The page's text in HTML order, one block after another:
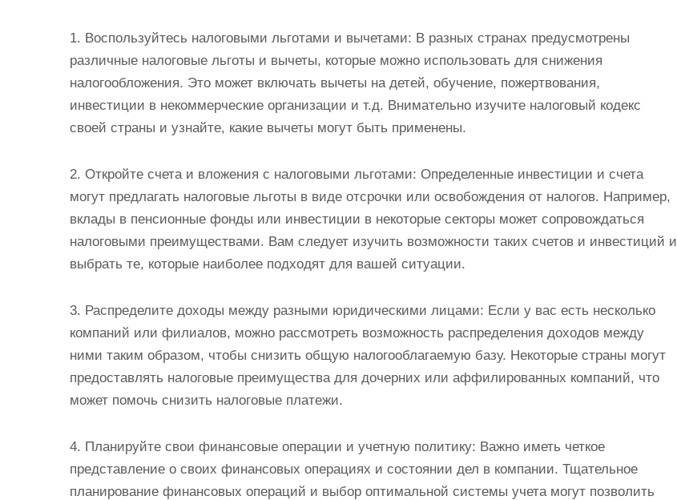
1. Воспользуйтесь налоговыми льготами и вычетами: В разных странах предусмотрены
различные налоговые льготы и вычеты, которые можно использовать для снижения
налогообложения. Это может включать вычеты на детей, обучение, пожертвования,
инвестиции в некоммерческие организации и т.д. Внимательно изучите налоговый кодекс
своей страны и узнайте, какие вычеты могут быть применены.
2. Откройте счета и вложения с налоговыми льготами: Определенные инвестиции и счета
могут предлагать налоговые льготы в виде отсрочки или освобождения от налогов. Например,
вклады в пенсионные фонды или инвестиции в некоторые секторы может сопровождаться
налоговыми преимуществами. Вам следует изучить возможности таких счетов и инвестиций и
выбрать те, которые наиболее подходят для вашей ситуации.
3. Распределите доходы между разными юридическими лицами: Если у вас есть несколько
компаний или филиалов, можно рассмотреть возможность распределения доходов между
ними таким образом, чтобы снизить общую налогооблагаемую базу. Некоторые страны могут
предоставлять налоговые преимущества для дочерних или аффилированных компаний, что
может помочь снизить налоговые платежи.
4. Планируйте свои финансовые операции и учетную политику: Важно иметь четкое
представление о своих финансовых операциях и состоянии дел в компании. Тщательное
планирование финансовых операций и выбор оптимальной системы учета могут позволить